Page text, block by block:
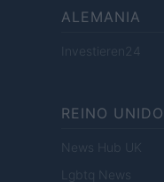
ALEMANIA
Investieren24
REINO UNIDO
News Hub UK
Lgbtq News